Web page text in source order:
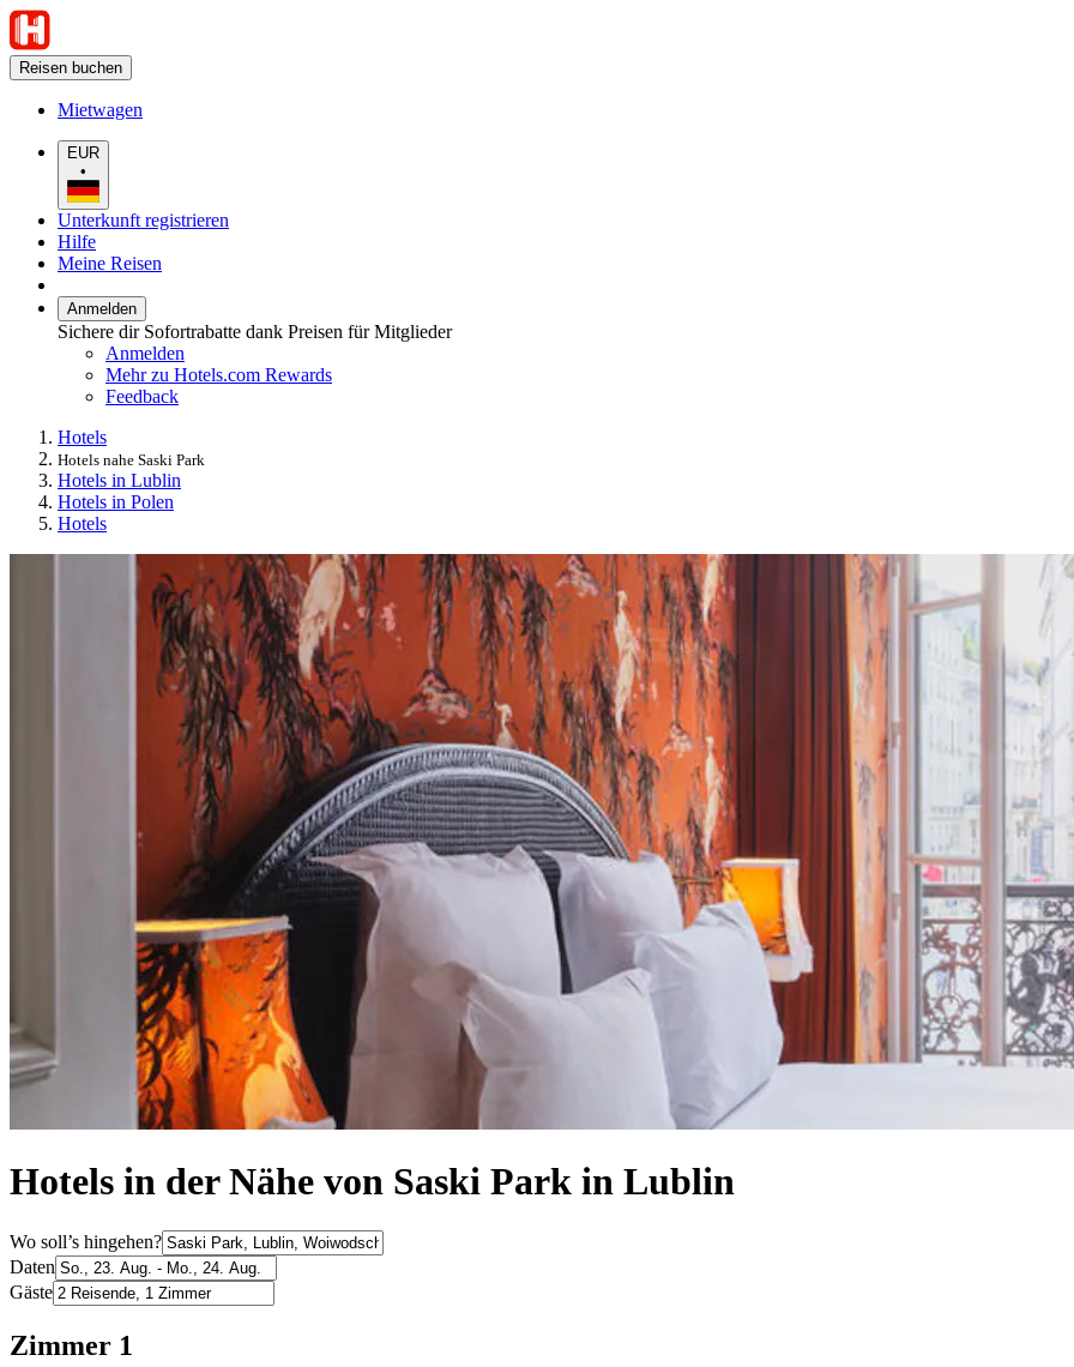
Reisen buchen
Mietwagen
EUR
•
Unterkunft registrieren
Hilfe
Meine Reisen
Anmelden
Sichere dir Sofortrabatte dank Preisen für Mitglieder
Anmelden
Mehr zu Hotels.com Rewards
Feedback
Hotels
Hotels nahe Saski Park
Hotels in Lublin
Hotels in Polen
Hotels
Hotels in der Nähe von Saski Park in Lublin
Wo soll’s hingehen?
Daten
Gäste
Zimmer 1